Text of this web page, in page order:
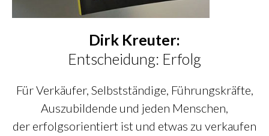
Dirk Kreuter:
Entscheidung: Erfolg
Für Verkäufer, Selbstständige, Führungskräfte,
Auszubildende und jeden Menschen,
der erfolgsorientiert ist und etwas zu verkaufen